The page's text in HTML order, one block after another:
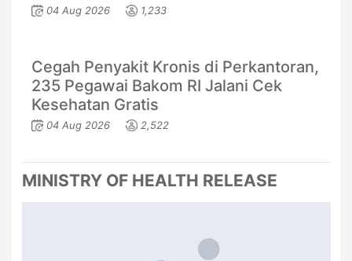
04 Aug 2026 1,233
Cegah Penyakit Kronis di Perkantoran,
235 Pegawai Bakom RI Jalani Cek
Kesehatan Gratis
04 Aug 2026 2,522
MINISTRY OF HEALTH RELEASE